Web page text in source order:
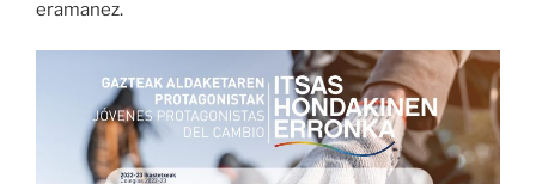
eramanez.